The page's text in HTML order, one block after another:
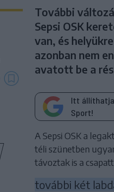
További
Sepsi OSK
van, és
azonban nem
avatott be a
Itt állíthatja
Sport!
A Sepsi OSK a
téli szünetben
távoztak is a
további két